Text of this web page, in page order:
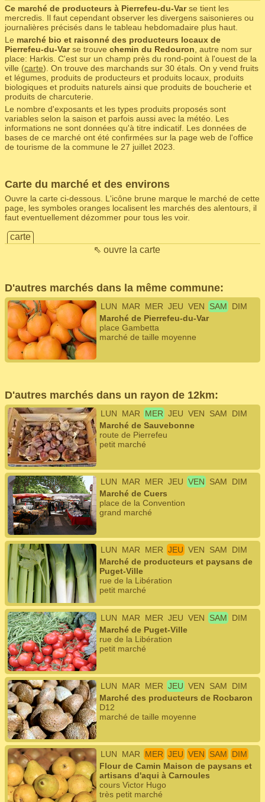
Ce marché de producteurs à Pierrefeu-du-Varse tient les
mercredis. Il faut cependant observer les divergens saisonieres ou
journalières précisés dans le tableau hebdomadaire plus haut.
Le marché bio et raisonné des producteurs locaux de
Pierrefeu-du-Varse trouve chemin du Redouron , autre nom sur
place: Harkis. C'est sur un champ près du rond-point à l'ouest de la
ville (carte). On trouve des marchands sur 30 étals. On y vend fruits
et légumes, produits de producteurs et produits locaux, produits
biologiques et produits naturels ainsi que produits de boucherie et
produits de charcuterie.
Le nombre d'exposants et les types produits proposés sont
variables selon la saison et parfois aussi avec la météo. Les
informations ne sont données qu'à titre indicatif. Les données de
bases de ce marché ont été confirmées sur la page web de l'office
de tourisme de la commune le 27 juillet 2023.
Carte du marché et des environs
Ouvre la carte ci-dessous. L'icône brune marque le marché de cette
page, les symboles oranges localisent les marchés des alentours, il
faut eventuellement dézommer pour tous les voir.
carte
⇖ ouvre la carte
D'autres marchés dans la même commune:
LUN MAR MER JEU VEN SAM
DIM
Marché de Pierrefeu-du-Var
place Gambetta
marché de taille moyenne
D'autres marchés dans un rayon de 12km:
LUN MAR MER JEU VEN SAM
DIM
Marché de Sauvebonne
route de Pierrefeu
petit marché
LUN MAR MER JEU VEN SAM
DIM
Marché de Cuers
place de la Convention
grand marché
LUN MAR MER JEU VEN SAM
DIM
Marché de producteurs et paysans de
Puget-Ville
rue de la Libération
petit marché
LUN MAR MER JEU VEN SAM
DIM
Marché de Puget-Ville
rue de la Libération
petit marché
LUN MAR MER JEU VEN SAM
DIM
Marché des producteurs de Rocbaron
D12
marché de taille moyenne
LUN MAR MER JEU VEN SAM
DIM
Flour de Camin Maison de paysans et
artisans d'aqui à Carnoules
cours Victor Hugo
très petit marché